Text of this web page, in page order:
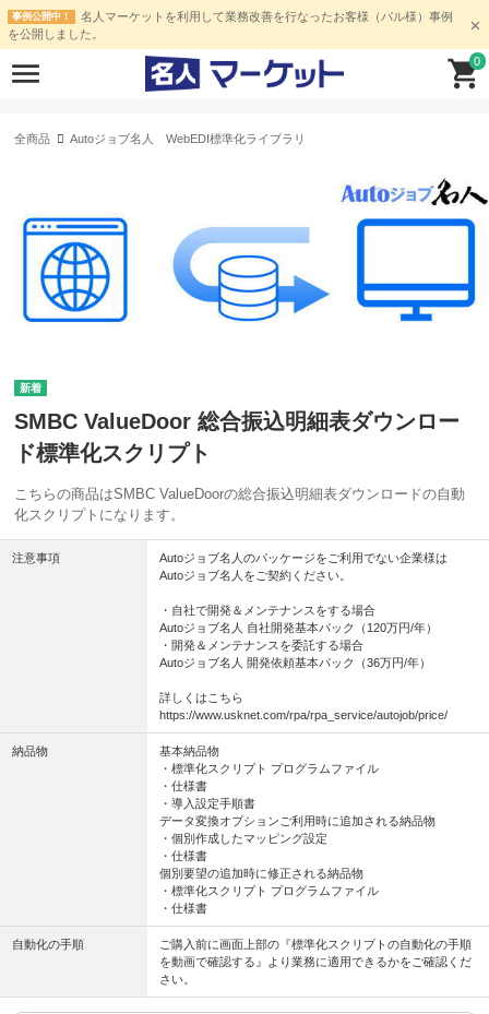
事例公開中！
名人マーケットを利用して業務改善を行なったお客様（パル様）事例
を公開しました。
0
全商品 Autoジョブ名人 WebEDI標準化ライブラリ
SMBC ValueDoor 総合振込明細表ダウンロー
ド標準化スクリプト
こちらの商品はSMBC ValueDoorの総合振込明細表ダウンロードの自動
化スクリプトになります。
注意事項
Autoジョブ名人のパッケージをご利用でない企業様は
Autoジョブ名人をご契約ください。
・自社で開発＆メンテナンスをする場合
Autoジョブ名人 自社開発基本パック（120万円/年）
・開発＆メンテナンスを委託する場合
Autoジョブ名人 開発依頼基本パック（36万円/年）
詳しくはこちら
https://www.usknet.com/rpa/rpa_service/autojob/price/
納品物
基本納品物
・標準化スクリプト プログラムファイル
・仕様書
・導入設定手順書
データ変換オプションご利用時に追加される納品物
・個別作成したマッピング設定
・仕様書
個別要望の追加時に修正される納品物
・標準化スクリプト プログラムファイル
・仕様書
自動化の手順
ご購入前に画面上部の『標準化スクリプトの自動化の手順
を動画で確認する』より業務に適用できるかをご確認くだ
さい。